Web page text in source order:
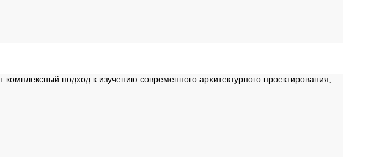
подход к изучению современного архитектурного проектирования,